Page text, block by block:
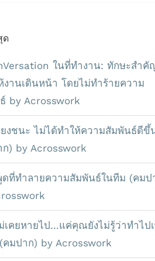
ด
ในที่ทำงาน: ทักษะสำคั
งานเดินหน้า โดยไม่ทำร้ายความ
by Acrosswork
ยงชนะ ไม่ได้ทำให้ความสัมพันธ์ดีขึ้
ก) by Acrosswork
ดที่ทำลายความสัมพันธ์ในทีม (คมป
เคยหายไป…แค่คุณยังไม่รู้ว่าทำไป
คมปาก) by Acrosswork